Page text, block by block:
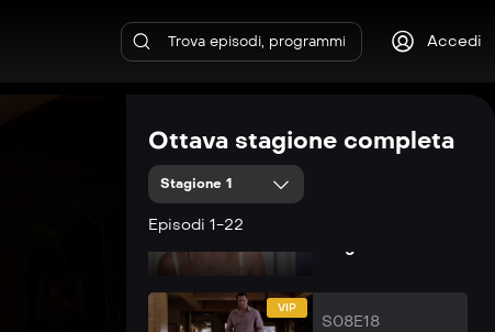
Accedi
Ottava stagione completa
Stagione 1
Episodi 1-22
Christy
confusi
VIP
VIP
S08E18